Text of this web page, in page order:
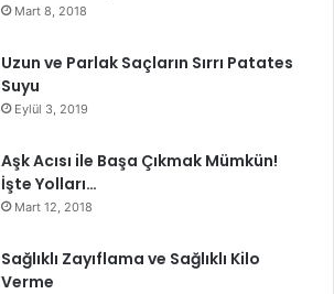
Mart 8, 2018
Uzun ve Parlak Saçların Sırrı Patates
Suyu
Eylül 3, 2019
Aşk Acısı ile Başa Çıkmak Mümkün!
İşte Yolları…
Mart 12, 2018
Sağlıklı Zayıflama ve Sağlıklı Kilo
Verme